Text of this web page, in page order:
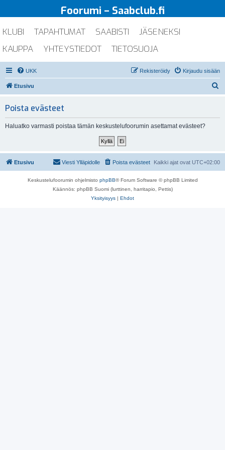
Foorumi – Saabclub.fi
KLUBI TAPAHTUMAT SAABISTI
JÄSENEKSI
KAUPPA
YHTEYSTIEDOT TIETOSUOJA
UKK Kirjaudu sisään
Rekisteröidy
Etusivu
Poista evästeet
Haluatko varmasti poistaa tämän keskustelufoorumin asettamat evästeet?
Etusivu Kaikki ajat ovat UTC+02:00
Poista evästeet
Viesti Ylläpidolle
Keskustelufoorumin ohjelmisto phpBB® Forum Software © phpBB Limited
Käännös: phpBB Suomi (lurttinen, harritapio, Pettis)
Yksityisyys | Ehdot